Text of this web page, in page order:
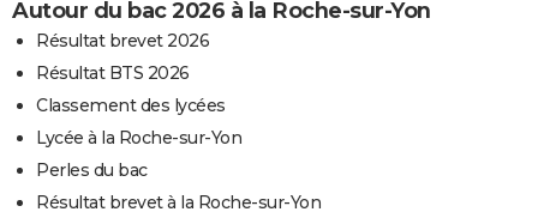
Autour du bac 2026 à la Roche-sur-Yon
Résultat brevet 2026
Résultat BTS 2026
Classement des lycées
Lycée à la Roche-sur-Yon
Perles du bac
Résultat brevet à la Roche-sur-Yon